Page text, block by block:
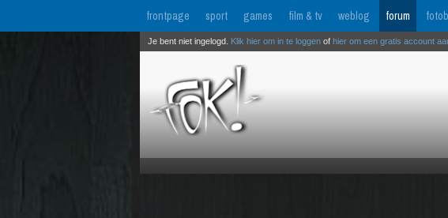
frontpage sport games film & tv weblog forum
Je bent niet ingelogd. Klik hier om in te loggen of hier om een gratis account